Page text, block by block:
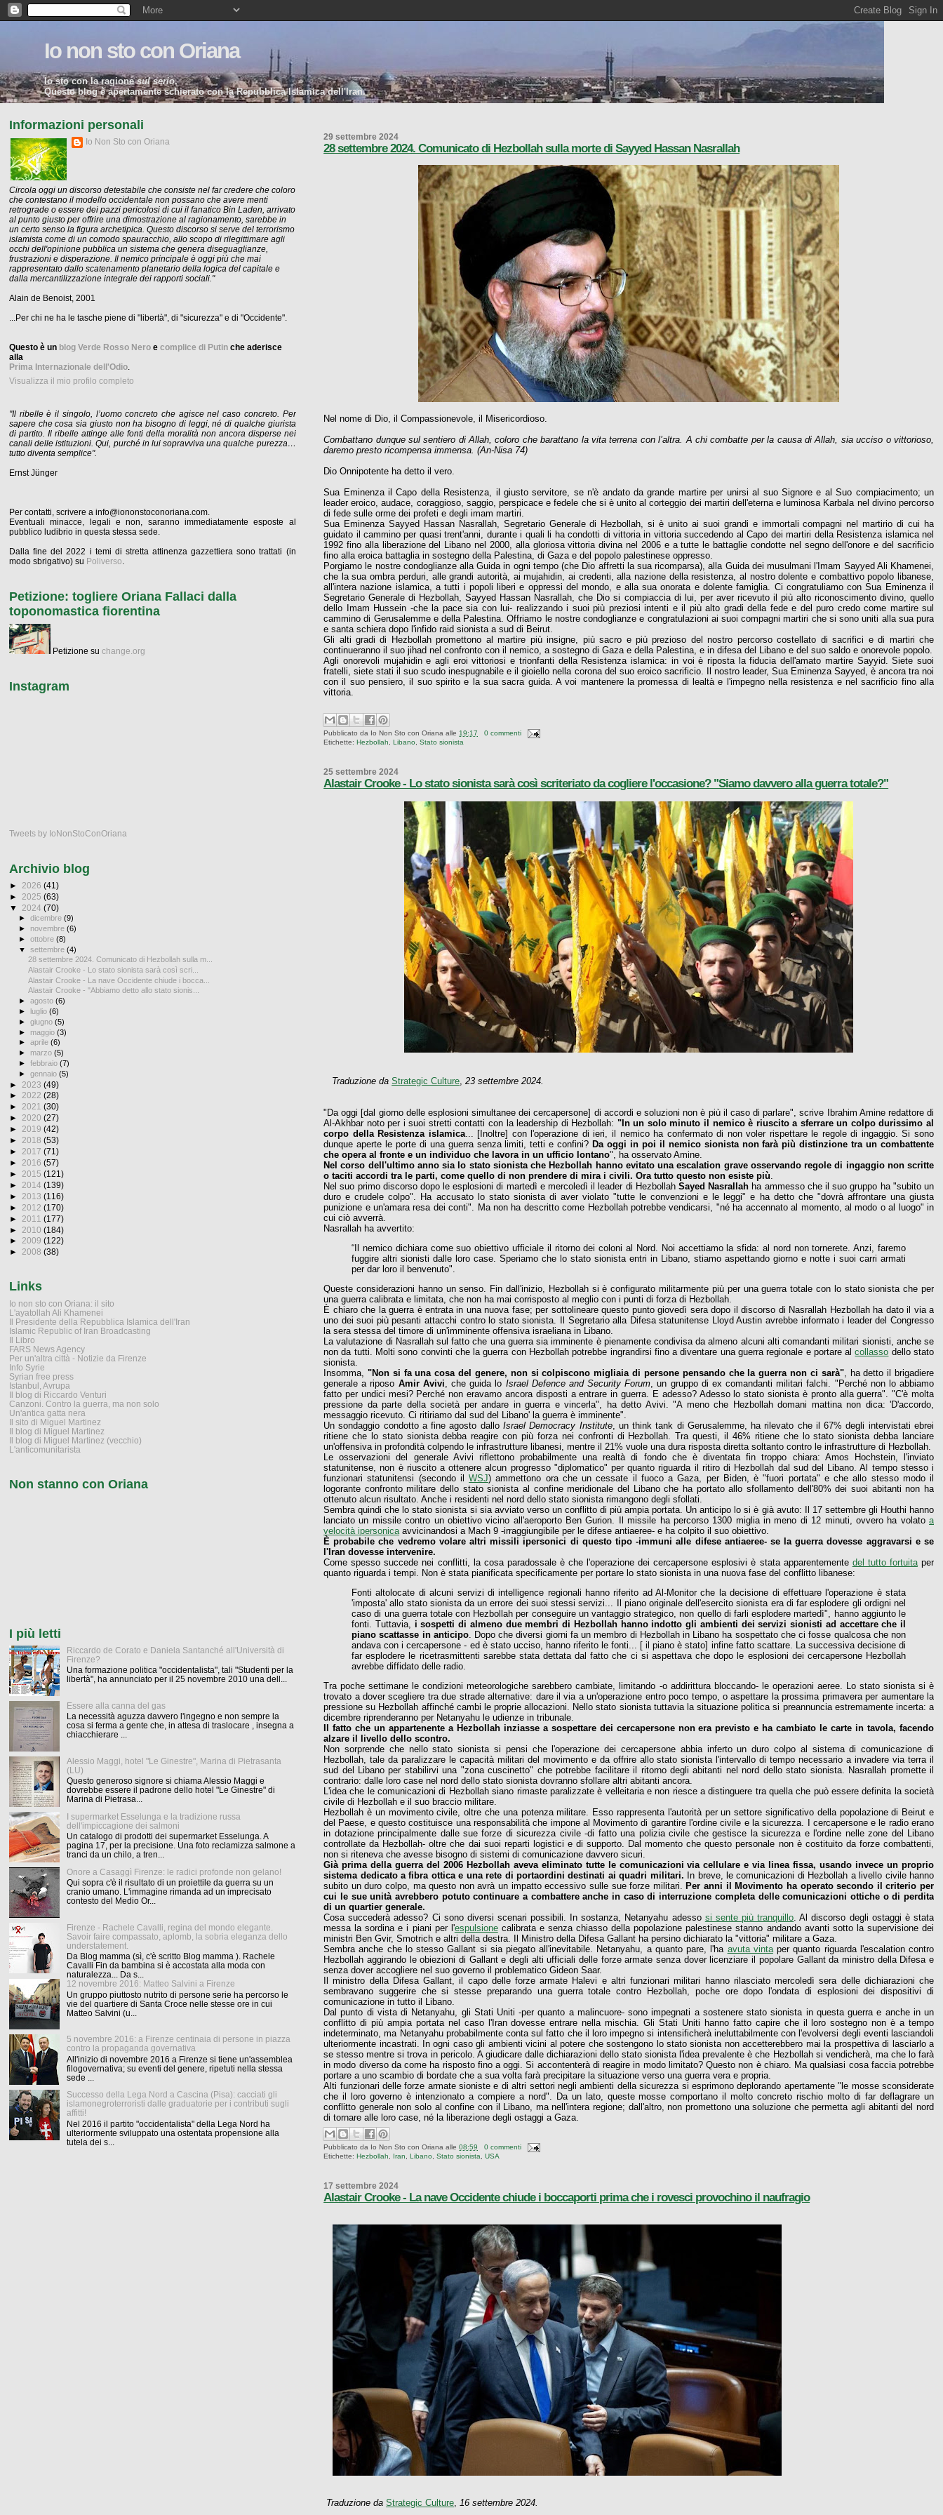
Io non sto con Oriana
Io sto con la ragionesul serio.
Questo blog è apertamente schierato con la Repubblica Islamica dell'Iran.
29 settembre 2024
28 settembre 2024. Comunicato di Hezbollah sulla morte di Sayyed Hassan Nasrallah
Nel nome di Dio, il Compassionevole, il Misericordioso.
Combattano dunque sul sentiero di Allah, coloro che barattano la vita terrena con l’altra. A chi combatte per la causa di Allah, sia ucciso o vittorioso,
daremo presto ricompensa immensa. (An-Nisa 74)
Dio Onnipotente ha detto il vero.
Sua Eminenza il Capo della Resistenza, il giusto servitore, se n'è andato da grande martire per unirsi al suo Signore e al Suo compiacimento; un
leader eroico, audace, coraggioso, saggio, perspicace e fedele che si è unito al corteggio dei martiri dell'eterna e luminosa Karbala nel divino percorso
di fede sulle orme dei profeti e degli imam martiri.
Sua Eminenza Sayyed Hassan Nasrallah, Segretario Generale di Hezbollah, si è unito ai suoi grandi e immortali compagni nel martirio di cui ha
guidato il cammino per quasi trent'anni, durante i quali li ha condotti di vittoria in vittoria succedendo al Capo dei martiri della Resistenza islamica nel
1992 fino alla liberazione del Libano nel 2000, alla gloriosa vittoria divina nel 2006 e a tutte le battaglie condotte nel segno dell'onore e del sacrificio
fino alla eroica battaglia in sostegno della Palestina, di Gaza e del popolo palestinese oppresso.
Porgiamo le nostre condoglianze alla Guida in ogni tempo (che Dio affretti la sua ricomparsa), alla Guida dei musulmani l'Imam Sayyed Ali Khamenei,
che la sua ombra perduri, alle grandi autorità, ai mujahidin, ai credenti, alla nazione della resistenza, al nostro dolente e combattivo popolo libanese,
all'intera nazione islamica, a tutti i popoli liberi e oppressi del mondo, e alla sua onorata e dolente famiglia. Ci congratuliamo con Sua Eminenza il
Segretario Generale di Hezbollah, Sayyed Hassan Nasrallah, che Dio si compiaccia di lui, per aver ricevuto il più alto riconoscimento divino, quello
dello Imam Hussein -che la pace sia con lui- realizzando i suoi più preziosi intenti e il più alto gradi della fede e del puro credo come martire sul
cammino di Gerusalemme e della Palestina. Offriamo le nostre condoglianze e congratulazioni ai suoi compagni martiri che si sono uniti alla sua pura
e santa schiera dopo l'infido raid sionista a sud di Beirut.
Gli alti gradi di Hezbollah promettono al martire più insigne, più sacro e più prezioso del nostro percorso costellato di sacrifici e di martiri che
continueranno il suo jihad nel confronto con il nemico, a sostegno di Gaza e della Palestina, e in difesa del Libano e del suo saldo e onorevole popolo.
Agli onorevoli mujahidin e agli eroi vittoriosi e trionfanti della Resistenza islamica: in voi è riposta la fiducia dell'amato martire Sayyid. Siete suoi
fratelli, siete stati il suo scudo inespugnabile e il gioiello nella corona del suo eroico sacrificio. Il nostro leader, Sua Eminenza Sayyed, è ancora tra noi
con il suo pensiero, il suo spirito e la sua sacra guida. A voi mantenere la promessa di lealtà e l'impegno nella resistenza e nel sacrificio fino alla
vittoria.
Pubblicato da Io Non Sto con Oriana alle 19:17
0 commenti
Etichette:Hezbollah ,Libano ,Stato sionista
25 settembre 2024
Alastair Crooke - Lo stato sionista sarà così scriteriato da cogliere l'occasione? "Siamo davvero alla guerra totale?"
Traduzione da Strategic Culture ,23 settembre 2024.
"Da oggi [dal giorno delle esplosioni simultanee dei cercapersone] di accordi e soluzioni non è più il caso di parlare", scrive Ibrahim Amine redattore di
Al-Akhbar noto per i suoi stretti contatti con la leadership di Hezbollah: "In un solo minuto il nemico è riuscito a sferrare un colpo durissimo al
corpo della Resistenza islamica... [Inoltre] con l'operazione di ieri, il nemico ha confermato di non voler rispettare le regole di ingaggio. Si sono
dunque aperte le porte di una guerra senza limiti, tetti e confini? Da oggi in poi il nemico sionista non farà più distinzione tra un combattente
che opera al fronte e un individuo che lavora in un ufficio lontano", ha osservato Amine.
Nel corso dell'ultimo anno sia lo stato sionista che Hezbollah hanno evitato una escalation grave osservando regole di ingaggio non scritte
o taciti accordi tra le parti, come quello di non prendere di mira i civili. Ora tutto questo non esiste più
Nel suo primo discorso dopo le esplosioni di martedì e mercoledì il leader di HezbollahSayed Nasrallah ha ammesso che il suo gruppo ha "subito un
duro e crudele colpo". Ha accusato lo stato sionista di aver violato "tutte le convenzioni e le leggi" e ha detto che "dovrà affrontare una giusta
punizione e un'amara resa dei conti". Ma non ha descritto come Hezbollah potrebbe vendicarsi, "né ha accennato al momento, al modo o al luogo" in
cui ciò avverrà.
Nasrallah ha avvertito:
“Il nemico dichiara come suo obiettivo ufficiale il ritorno dei coloni al Nord. Noi accettiamo la sfida: al nord non tornerete. Anzi, faremo
fuggire altri sionisti dalle loro case. Speriamo che lo stato sionista entri in Libano, stiamo aspettando giorno e notte i suoi carri armati
per dar loro il benvenuto".
Queste considerazioni hanno un senso. Fin dall'inizio, Hezbollah si è configurato militarmente più per una guerra totale con lo stato sionista che per
una guerra calibrata e limitata, che non ha mai corrisposto al meglio con i punti di forza di Hezbollah.
È chiaro che la guerra è entrata in una nuova fase; per sottolineare questo punto giovedì sera dopo il discorso di Nasrallah Hezbollah ha dato il via a
uno dei suoi più pesanti attacchi contro lo stato sionista. Il Segretario alla Difesa statunitense Lloyd Austin avrebbe informato i leader del Congresso
la sera stessa del timore di un'imminente offensiva israeliana in Libano.
La valutazione di Nasrallah sul fatto che una guerra sia imminente è pienamente condivisa da almeno alcuni alti comandanti militari sionisti, anche se
non da tutti. Molti sono convinti che la guerra con Hezbollah potrebbe ingrandirsi fino a diventare una guerra regionale e portare alcollasso dello stato
sionista.
Insomma, "Non si fa una cosa del genere, non si colpiscono migliaia di persone pensando che la guerra non ci sarà", ha detto il brigadiere
generale a riposo Amir Avivi , che guida lo Israel Defence and Security Forum , un gruppo di ex comandanti militari falchi. "Perché non lo abbiamo
fatto per undici mesi? Perché non eravamo ancora disposti a entrare in guerra. E adesso? Adesso lo stato sionista è pronto alla guerra". "C'è molta
pressione da parte della società per andare in guerra e vincerla", ha detto Avivi. "A meno che Hezbollah domani mattina non dica: 'D'accordo,
messaggio ricevuto. Ci ritiriamo dal sud del Libano' la guerra è imminente".
Un sondaggio condotto a fine agosto dallo Israel Democracy Institute, un think tank di Gerusalemme, ha rilevato che il 67% degli intervistati ebrei
ritiene che lo stato sionista debba reagire con più forza nei confronti di Hezbollah. Tra questi, il 46% ritiene che lo stato sionista debba lanciare
un'offensiva in profondità colpendo le infrastrutture libanesi, mentre il 21% vuole una dura risposta diretta soltanto contro le infrastrutture di Hezbollah.
Le osservazioni del generale Avivi riflettono probabilmente una realtà di fondo che è diventata fin troppo chiara: Amos Hochstein, l'inviato
statunitense, non è riuscito a ottenere alcun progresso "diplomatico" per quanto riguarda il ritiro di Hezbollah dal sud del Libano. Al tempo stesso i
funzionari statunitensi (secondo ilWSJ) ammettono ora che un cessate il fuoco a Gaza, per Biden, è "fuori portata" e che allo stesso modo il
logorante confronto militare dello stato sionista al confine meridionale del Libano che ha portato allo sfollamento dell'80% dei suoi abitanti non ha
ottenuto alcun risultato. Anche i residenti nel nord dello stato sionista rimangono degli sfollati.
Sembra quindi che lo stato sionista si sia avviato verso un conflitto di più ampia portata. Un anticipo lo si è già avuto: Il 17 settembre gli Houthi hanno
lanciato un missile contro un obiettivo vicino all'aeroporto Ben Gurion. Il missile ha percorso 1300 miglia in meno di 12 minuti, ovvero ha volato a
velocità ipersonica avvicinandosi a Mach 9 -irraggiungibile per le difese antiaeree- e ha colpito il suo obiettivo.
È probabile che vedremo volare altri missili ipersonici di questo tipo -immuni alle difese antiaeree- se la guerra dovesse aggravarsi e se
l'Iran dovesse intervenire.
Come spesso succede nei conflitti, la cosa paradossale è che l'operazione dei cercapersone esplosivi è stata apparentemente del tutto fortuitaper
quanto riguarda i tempi. Non è stata pianificata specificamente per portare lo stato sionista in una nuova fase del conflitto libanese:
Fonti altolocate di alcuni servizi di intelligence regionali hanno riferito ad Al-Monitor che la decisione di effettuare l'operazione è stata
'imposta' allo stato sionista da un errore dei suoi stessi servizi... Il piano originale dell'esercito sionista era di far esplodere gli ordigni nel
caso di una guerra totale con Hezbollah per conseguire un vantaggio strategico, non quello di farli esplodere martedì", hanno aggiunto le
fonti. Tuttavia,
i sospetti di almeno due membri di Hezbollah hanno indotto gli ambienti dei servizi sionisti ad accettare che il
piano scattasse in anticipo. Dopo che diversi giorni fa un membro di Hezbollah in Libano ha sospettato che ci fosse qualcosa che non
andava con i cercapersone - ed è stato ucciso, hanno riferito le fonti... [ il piano è stato] infine fatto scattare. La successiva decisione di
far esplodere le ricetrasmittenti sarebbe stata dettata dal fatto che ci si aspettava che dopo le esplosioni dei cercapersone Hezbollah
avrebbe diffidato delle radio.
Tra poche settimane le condizioni meteorologiche sarebbero cambiate, limitando -o addirittura bloccando- le operazioni aeree. Lo stato sionista si è
trovato a dover scegliere tra due strade alternative: dare il via a un'operazione entro poco tempo, o aspettare la prossima primavera per aumentare la
pressione su Hezbollah affinché cambi le proprie allocazioni. Nello stato sionista tuttavia la situazione politica si preannuncia estremamente incerta: a
dicembre riprenderanno per Netanyahu le udienze in tribunale.
Il fatto che un appartenente a Hezbollah inziasse a sospettare dei cercapersone non era previsto e ha cambiato le carte in tavola, facendo
alzare il livello dello scontro.
Non sorprende che nello stato sionista si pensi che l'operazione dei cercapersone abbia inferto un duro colpo al sistema di comunicazione di
Hezbollah, tale da paralizzare le capacità militari del movimento e da offrire allo stato sionista l'intervallo di tempo necessario a invadere via terra il
sud del Libano per stabilirvi una "zona cuscinetto" che potrebbe facilitare il ritorno degli abitanti nel nord dello stato sionista. Nasrallah promette il
contrario: dalle loro case nel nord dello stato sionista dovranno sfollare altri abitanti ancora.
L'idea che le comunicazioni di Hezbollah siano rimaste paralizzate è velleitaria e non riesce a distinguere tra quella che può essere definita la società
civile di Hezbollah e il suo braccio militare.
Hezbollah è un movimento civile, oltre che una potenza militare. Esso rappresenta l'autorità per un settore significativo della popolazione di Beirut e
del Paese, e questo costituisce una responsabilità che impone al Movimento di garantire l'ordine civile e la sicurezza. I cercapersone e le radio erano
in dotazione principalmente dalle sue forze di sicurezza civile -di fatto una polizia civile che gestisce la sicurezza e l'ordine nelle zone del Libano
controllate da Hezbollah- oltre che dai suoi reparti logistici e di supporto. Dal momento che questo personale non è costituito da forze combattenti,
non si riteneva che avesse bisogno di sistemi di comunicazione davvero sicuri.
Già prima della guerra del 2006 Hezbollah aveva eliminato tutte le comunicazioni via cellulare e via linea fissa, usando invece un proprio
sistema dedicato a fibra ottica e una rete di portaordini destinati ai quadri militari. In breve, le comunicazioni di Hezbollah a livello civile hanno
subito un duro colpo, ma questo non avrà un impatto eccessivo sulle sue forze militari. Per anni il Movimento ha operato secondo il criterio per
cui le sue unità avrebbero potuto continuare a combattere anche in caso di interruzione completa delle comunicazioni ottiche o di perdita
di un quartier generale.
Cosa succederà adesso? Ci sono diversi scenari possibili. In sostanza, Netanyahu adesso si sente più tranquillo . Al discorso degli ostaggi è stata
messa la sordina e i piani per l'espulsionecalibrata e senza chiasso della popolazione palestinese stanno andando avanti sotto la supervisione dei
ministri Ben Gvir, Smotrich e altri della destra. Il Ministro della Difesa Gallant ha persino dichiarato la "vittoria" militare a Gaza.
Sembra anche che lo stesso Gallant si sia piegato all'inevitabile. Netanyahu, a quanto pare, l'ha avuta vintaper quanto riguarda l'escalation contro
Hezbollah aggirando le obiezioni di Gallant e degli alti ufficiali delle forze armate senza dover licenziare il popolare Gallant da ministro della Difesa e
senza dover accogliere nel suo governo il problematico Gideon Saar.
Il ministro della Difesa Gallant, il capo delle forze armate Halevi e altri funzionari militari hanno rilasciato mercoledì sera delle dichiarazioni che
sembravano suggerire che si stesse preparando una guerra totale contro Hezbollah, poche ore dopo l'ondata di esplosioni dei dispositivi di
comunicazione in tutto il Libano.
Dal punto di vista di Netanyahu, gli Stati Uniti -per quanto a malincuore- sono impegnati a sostenere stato sionista in questa guerra e anche in un
conflitto di più ampia portata nel caso l'Iran dovesse entrare nella mischia. Gli Stati Uniti hanno fatto capire che il loro sostegno non è a tempo
indeterminato, ma Netanyahu probabilmente conta sul fatto che il loro impegno si intensificherà ineluttabilmente con l'evolversi degli eventi lasciandoli
ulteriormente incastrati. In ogni caso gli ambienti vicini al potere che sostengono lo stato sionista non accetterebbero mai la prospettiva di lasciarlo a
se stesso mentre si trova in pericolo. A giudicare dalle dichiarazioni dello stato sionista l'idea prevalente è che Hezbollah si vendicherà, ma che lo farà
in modo diverso da come ha risposto fino a oggi. Si accontenterà di reagire in modo limitato? Questo non è chiaro. Ma qualsiasi cosa faccia potrebbe
portare a uno scambio di bordate che a sua volta farà precipitare la situazione verso una guerra vera e propria.
Alti funzionari delle forze armate sioniste e di altri settori negli ambienti della sicurezza si esprimono deplorando apertamente "le mosse sconsiderate
che il loro governo è intenzionato a compiere a nord". Da un lato, queste mosse comportano il molto concreto rischio molto di far deflagrare un
conflitto generale non solo al confine con il Libano, ma nell'intera regione; dall'altro, non promettono una soluzione che permetta agli abitanti del nord
di tornare alle loro case, né la liberazione degli ostaggi a Gaza.
Pubblicato da Io Non Sto con Oriana alle08:59
0 commenti
Etichette:Hezbollah Iran ,Libano ,Stato sionista ,USA
17 settembre 2024
Alastair Crooke - La nave Occidente chiude i boccaporti prima che i rovesci provochino il naufragio
Traduzione da Strategic Culture,16 settembre 2024.
Informazioni personali
Io Non Sto con Oriana
Circola oggi un discorso detestabile che consiste nel far credere che coloro
che contestano il modello occidentale non possano che avere menti
retrograde o essere dei pazzi pericolosi di cui il fanatico Bin Laden, arrivato
al punto giusto per offrire una dimostrazione al ragionamento, sarebbe in
un certo senso la figura archetipica. Questo discorso si serve del terrorismo
islamista come di un comodo spauracchio, allo scopo di rilegittimare agli
occhi dell'opinione pubblica un sistema che genera diseguaglianze,
frustrazioni e disperazione. Il nemico principale è oggi più che mai
rappresentato dallo scatenamento planetario della logica del capitale e
dalla mercantilizzazione integrale dei rapporti sociali."
Alain de Benoist, 2001
...Per chi ne ha le tasche piene di "libertà", di "sicurezza" e di "Occidente".
Questo è un blog Verde Rosso Nero e complice di Putin che aderisce
alla
Prima Internazionale dell'Odio.
Visualizza il mio profilo completo
"Il ribelle è il singolo, l’uomo concreto che agisce nel caso concreto. Per
sapere che cosa sia giusto non ha bisogno di leggi, né di qualche giurista
di partito. Il ribelle attinge alle fonti della moralità non ancora disperse nei
canali delle istituzioni. Qui, purché in lui sopravviva una qualche purezza…
tutto diventa semplice".
Ernst Jünger
Per contatti, scrivere a info@iononstoconoriana.com.
Eventuali minacce, legali e non, saranno immediatamente esposte al
pubblico ludibrio in questa stessa sede.
Dalla fine del 2022 i temi di stretta attinenza gazzettiera sono trattati (in
modo sbrigativo) su Poliverso.
Petizione: togliere Oriana Fallaci dalla
toponomastica fiorentina
Petizione su change.org
Instagram
Tweets by IoNonStoConOriana
Archivio blog
► 2026 (41)
► 2025 (63)
▼ 2024 (70)
►dicembre(9)
► novembre(6)
►ottobre(8)
▼settembre(4)
28 settembre 2024. Comunicato di Hezbollah sulla m...
Alastair Crooke - Lo stato sionista sarà così scri...
Alastair Crooke - La nave Occidente chiude i bocca...
Alastair Crooke - "Abbiamo detto allo stato sionis...
►agosto(6)
► luglio(6)
►giugno(5)
► maggio(3)
►aprile(6)
► marzo(5)
►febbraio(7)
►gennaio(5)
► 2023 (49)
► 2022 (28)
► 2021 (30)
► 2020 (27)
► 2019 (42)
► 2018 (53)
► 2017 (71)
► 2016 (57)
► 2015 (121)
► 2014 (139)
► 2013 (116)
► 2012 (170)
► 2011 (177)
► 2010 (184)
► 2009 (122)
► 2008 (38)
Links
Io non sto con Oriana: il sito
L'ayatollah Ali Khamenei
Il Presidente della Repubblica Islamica dell'Iran
Islamic Republic of Iran Broadcasting
Il Libro
FARS News Agency
Per un'altra città - Notizie da Firenze
Info Syrie
Syrian free press
Istanbul, Avrupa
Il blog di Riccardo Venturi
Canzoni. Contro la guerra, ma non solo
Un'antica gatta nera
Il sito di Miguel Martinez
Il blog di Miguel Martinez
Il blog di Miguel Martinez (vecchio)
L'anticomunitarista
Non stanno con Oriana
I più letti
Riccardo de Corato e Daniela Santanché all'Università di
Firenze?
Una formazione politica "occidentalista", tali "Studenti per la
libertà", ha annunciato per il 25 novembre 2010 una dell...
Essere alla canna del gas
La necessità aguzza davvero l'ingegno e non sempre la
cosa si ferma a gente che, in attesa di traslocare , insegna a
chiacchierare ...
Alessio Maggi, hotel "Le Ginestre", Marina di Pietrasanta
(LU)
Questo generoso signore si chiama Alessio Maggi e
dovrebbe essere il padrone dello hotel "Le Ginestre" di
Marina di Pietrasa...
I supermarket Esselunga e la tradizione russa
dell'impiccagione dei salmoni
Un catalogo di prodotti dei supermarket Esselunga. A
pagina 17, per la precisione. Una foto reclamizza salmone a
tranci da un chilo, a tren...
Onore a Casaggì Firenze: le radici profonde non gelano!
Qui sopra c'è il risultato di un proiettile da guerra su un
cranio umano. L'immagine rimanda ad un imprecisato
contesto del Medio Or...
Firenze - Rachele Cavalli, regina del mondo elegante.
Savoir faire compassato, aplomb, la sobria eleganza dello
understatement.
Da Blog mamma (sì, c'è scritto Blog mamma ). Rachele
Cavalli Fin da bambina si è accostata alla moda con
naturalezza... Da s...
12 novembre 2016: Matteo Salvini a Firenze
Un gruppo piuttosto nutrito di persone serie ha percorso le
vie del quartiere di Santa Croce nelle stesse ore in cui
Matteo Salvini (u...
5 novembre 2016: a Firenze centinaia di persone in piazza
contro la propaganda governativa
All'inizio di novembre 2016 a Firenze si tiene un'assemblea
filogovernativa; su eventi del genere, ripetuti nella stessa
sede ...
Successo della Lega Nord a Cascina (Pisa): cacciati gli
islamonegroterroristi dalle graduatorie per i contributi sugli
affitti!
Nel 2016 il partito "occidentalista" della Lega Nord ha
ulteriormente sviluppato una ostentata propensione alla
tutela dei s...